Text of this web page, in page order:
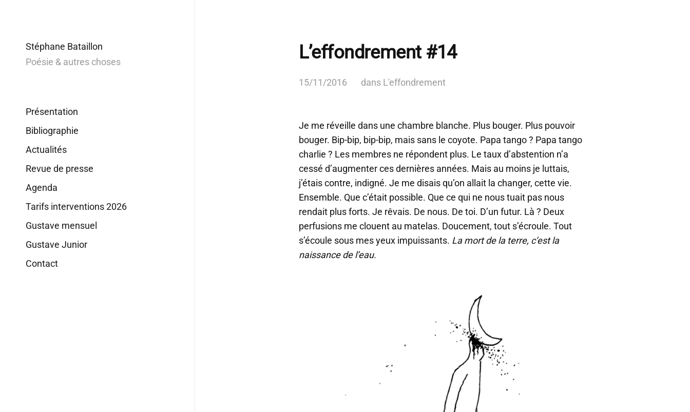
Stéphane Bataillon
Poésie & autres choses
Présentation
Bibliographie
Actualités
Revue de presse
Agenda
Tarifs interventions 2026
Gustave mensuel
Gustave Junior
Contact
L’effondrement #14
15/11/2016 dans L'effondrement
Je me réveille dans une chambre blanche. Plus bouger. Plus pouvoir
bouger. Bip-bip, bip-bip, mais sans le coyote. Papa tango ? Papa tango
charlie ? Les membres ne répondent plus. Le taux d’abstention n’a
cessé d’augmenter ces dernières années. Mais au moins je luttais,
j’étais contre, indigné. Je me disais qu’on allait la changer, cette vie.
Ensemble. Que c’était possible. Que ce qui ne nous tuait pas nous
rendait plus forts. Je rêvais. De nous. De toi. D’un futur. Là ? Deux
perfusions me clouent au matelas. Doucement, tout s’écroule. Tout
s’écoule sous mes yeux impuissants. La mort de la terre, c’est la
naissance de l’eau.